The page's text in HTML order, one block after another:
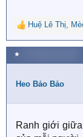
R
e
a
c
i
n
:
Huệ Lê Thị,
★
Heo Bảo Bảo
Ranh giới